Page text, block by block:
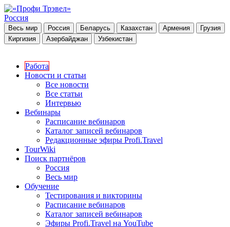
Россия
Весь мир Россия Беларусь Казахстан Армения
Грузия
Киргизия
Азербайджан Узбекистан
Работа
Новости и статьи
Все новости
Все статьи
Интервью
Вебинары
Расписание вебинаров
Каталог записей вебинаров
Редакционные эфиры Profi.Travel
TourWiki
Поиск партнёров
Россия
Весь мир
Обучение
Тестирования и викторины
Расписание вебинаров
Каталог записей вебинаров
Эфиры Profi.Travel на YouTube